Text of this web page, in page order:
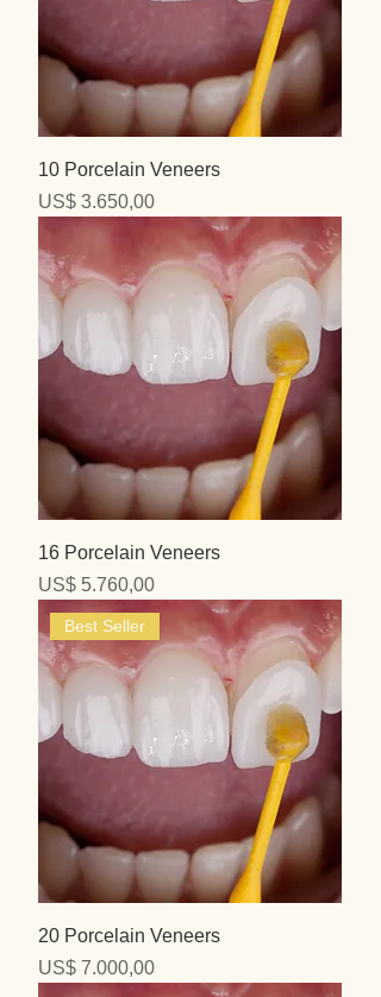
10 Porcelain Veneers
Precio
US$ 3.650,00
16 Porcelain Veneers
Precio
US$ 5.760,00
Best Seller
20 Porcelain Veneers
Precio
US$ 7.000,00